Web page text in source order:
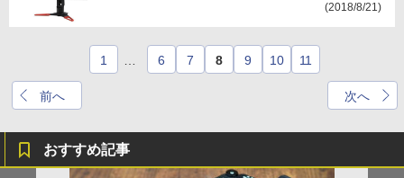
(2018/8/21)
前へ
1 6 7 8 9 10 11
次へ
おすすめ記事